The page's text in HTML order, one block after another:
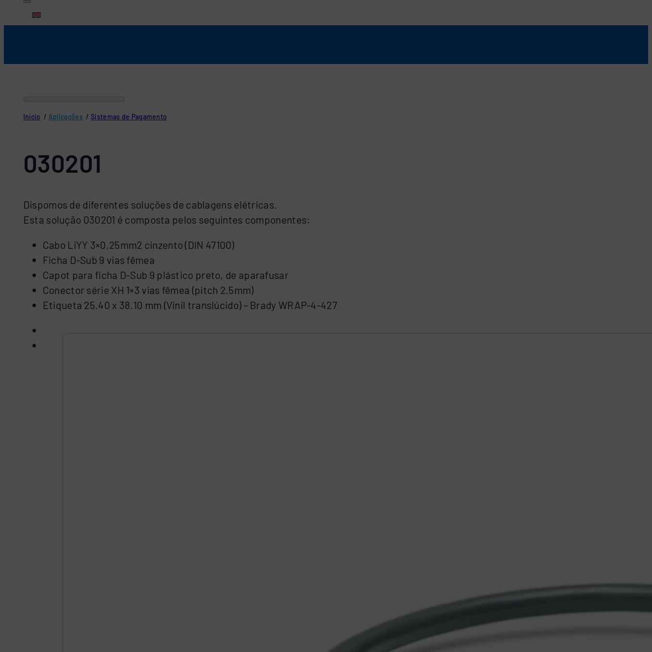
Início / Aplicações / Sistemas de Pagamento
030201
Dispomos de diferentes soluções de cablagens elétricas.
Esta solução 030201 é composta pelos seguintes componentes:
Cabo LiYY 3×0,25mm2 cinzento (DIN 47100)
Ficha D-Sub 9 vias fêmea
Capot para ficha D-Sub 9 plástico preto, de aparafusar
Conector série XH 1×3 vias fêmea (pitch 2.5mm)
Etiqueta 25.40 x 38.10 mm (Vinil translúcido) – Brady WRAP-4-427